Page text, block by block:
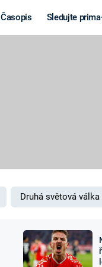
Časopis Sledujte
MARS
Záhady
Druhá světová válka